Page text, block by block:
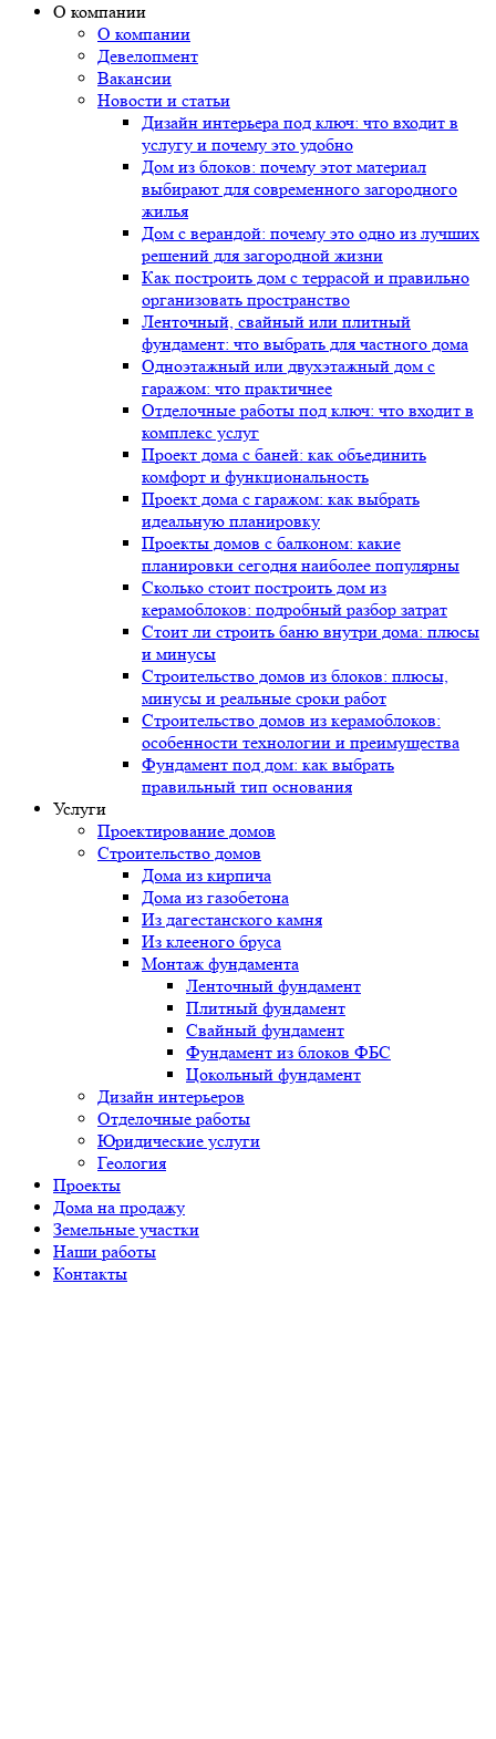
О компании
О компании
Девелопмент
Вакансии
Новости и статьи
Дизайн интерьера под ключ: что входит в
услугу и почему это удобно
Дом из блоков: почему этот материал
выбирают для современного загородного
жилья
Дом с верандой: почему это одно из лучших
решений для загородной жизни
Как построить дом с террасой и правильно
организовать пространство
Ленточный, свайный или плитный
фундамент: что выбрать для частного дома
Одноэтажный или двухэтажный дом с
гаражом: что практичнее
Отделочные работы под ключ: что входит в
комплекс услуг
Проект дома с баней: как объединить
комфорт и функциональность
Проект дома с гаражом: как выбрать
идеальную планировку
Проекты домов с балконом: какие
планировки сегодня наиболее популярны
Сколько стоит построить дом из
керамоблоков: подробный разбор затрат
Стоит ли строить баню внутри дома: плюсы
и минусы
Строительство домов из блоков: плюсы,
минусы и реальные сроки работ
Строительство домов из керамоблоков:
особенности технологии и преимущества
Фундамент под дом: как выбрать
правильный тип основания
Услуги
Проектирование домов
Строительство домов
Дома из кирпича
Дома из газобетона
Из дагестанского камня
Из клееного бруса
Монтаж фундамента
Ленточный фундамент
Плитный фундамент
Свайный фундамент
Фундамент из блоков ФБС
Цокольный фундамент
Дизайн интерьеров
Отделочные работы
Юридические услуги
Геология
Проекты
Дома на продажу
Земельные участки
Наши работы
Контакты